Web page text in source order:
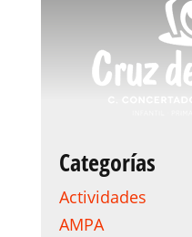
Categorías
Actividades
AMPA